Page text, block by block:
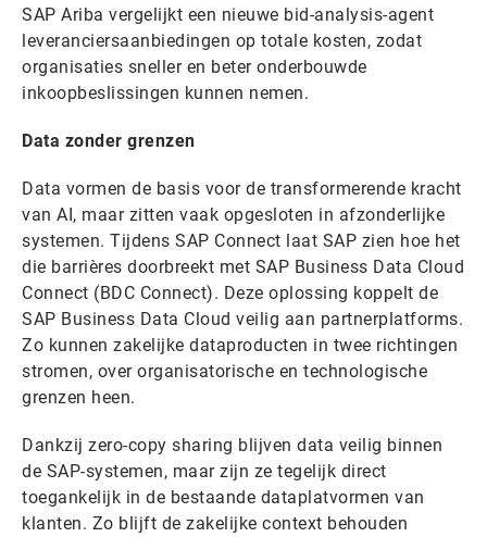
SAP Ariba vergelijkt een nieuwe bid-analysis-agent
leveranciersaanbiedingen op totale kosten, zodat
organisaties sneller en beter onderbouwde
inkoopbeslissingen kunnen nemen.
Data zonder grenzen
Data vormen de basis voor de transformerende kracht
van AI, maar zitten vaak opgesloten in afzonderlijke
systemen. Tijdens SAP Connect laat SAP zien hoe het
die barrières doorbreekt met SAP Business Data Cloud
Connect (BDC Connect). Deze oplossing koppelt de
SAP Business Data Cloud veilig aan partnerplatforms.
Zo kunnen zakelijke dataproducten in twee richtingen
stromen, over organisatorische en technologische
grenzen heen.
Dankzij zero-copy sharing blijven data veilig binnen
de SAP-systemen, maar zijn ze tegelijk direct
toegankelijk in de bestaande dataplatvormen van
klanten. Zo blijft de zakelijke context behouden